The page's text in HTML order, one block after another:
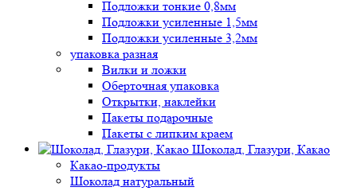
Подложки тонкие 0,8мм
Подложки усиленные 1,5мм
Подложки усиленные 3,2мм
упаковка разная
Вилки и ложки
Оберточная упаковка
Открытки, наклейки
Пакеты подарочные
Пакеты с липким краем
Шоколад, Глазури, Какао
Какао-продукты
Шоколад натуральный